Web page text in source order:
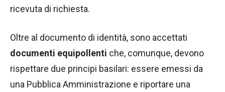
ricevuta di richiesta.
Oltre al documento di identità, sono accettati
documenti equipollenti che, comunque, devono
rispettare due principi basilari: essere emessi da
una Pubblica Amministrazione e riportare una